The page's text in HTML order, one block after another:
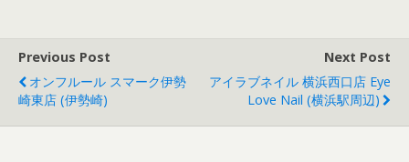
Previous Post
オンフルール スマーク伊勢
崎東店 (伊勢崎)
Next Post
アイラブネイル 横浜西口店 Eye
Love Nail (横浜駅周辺)